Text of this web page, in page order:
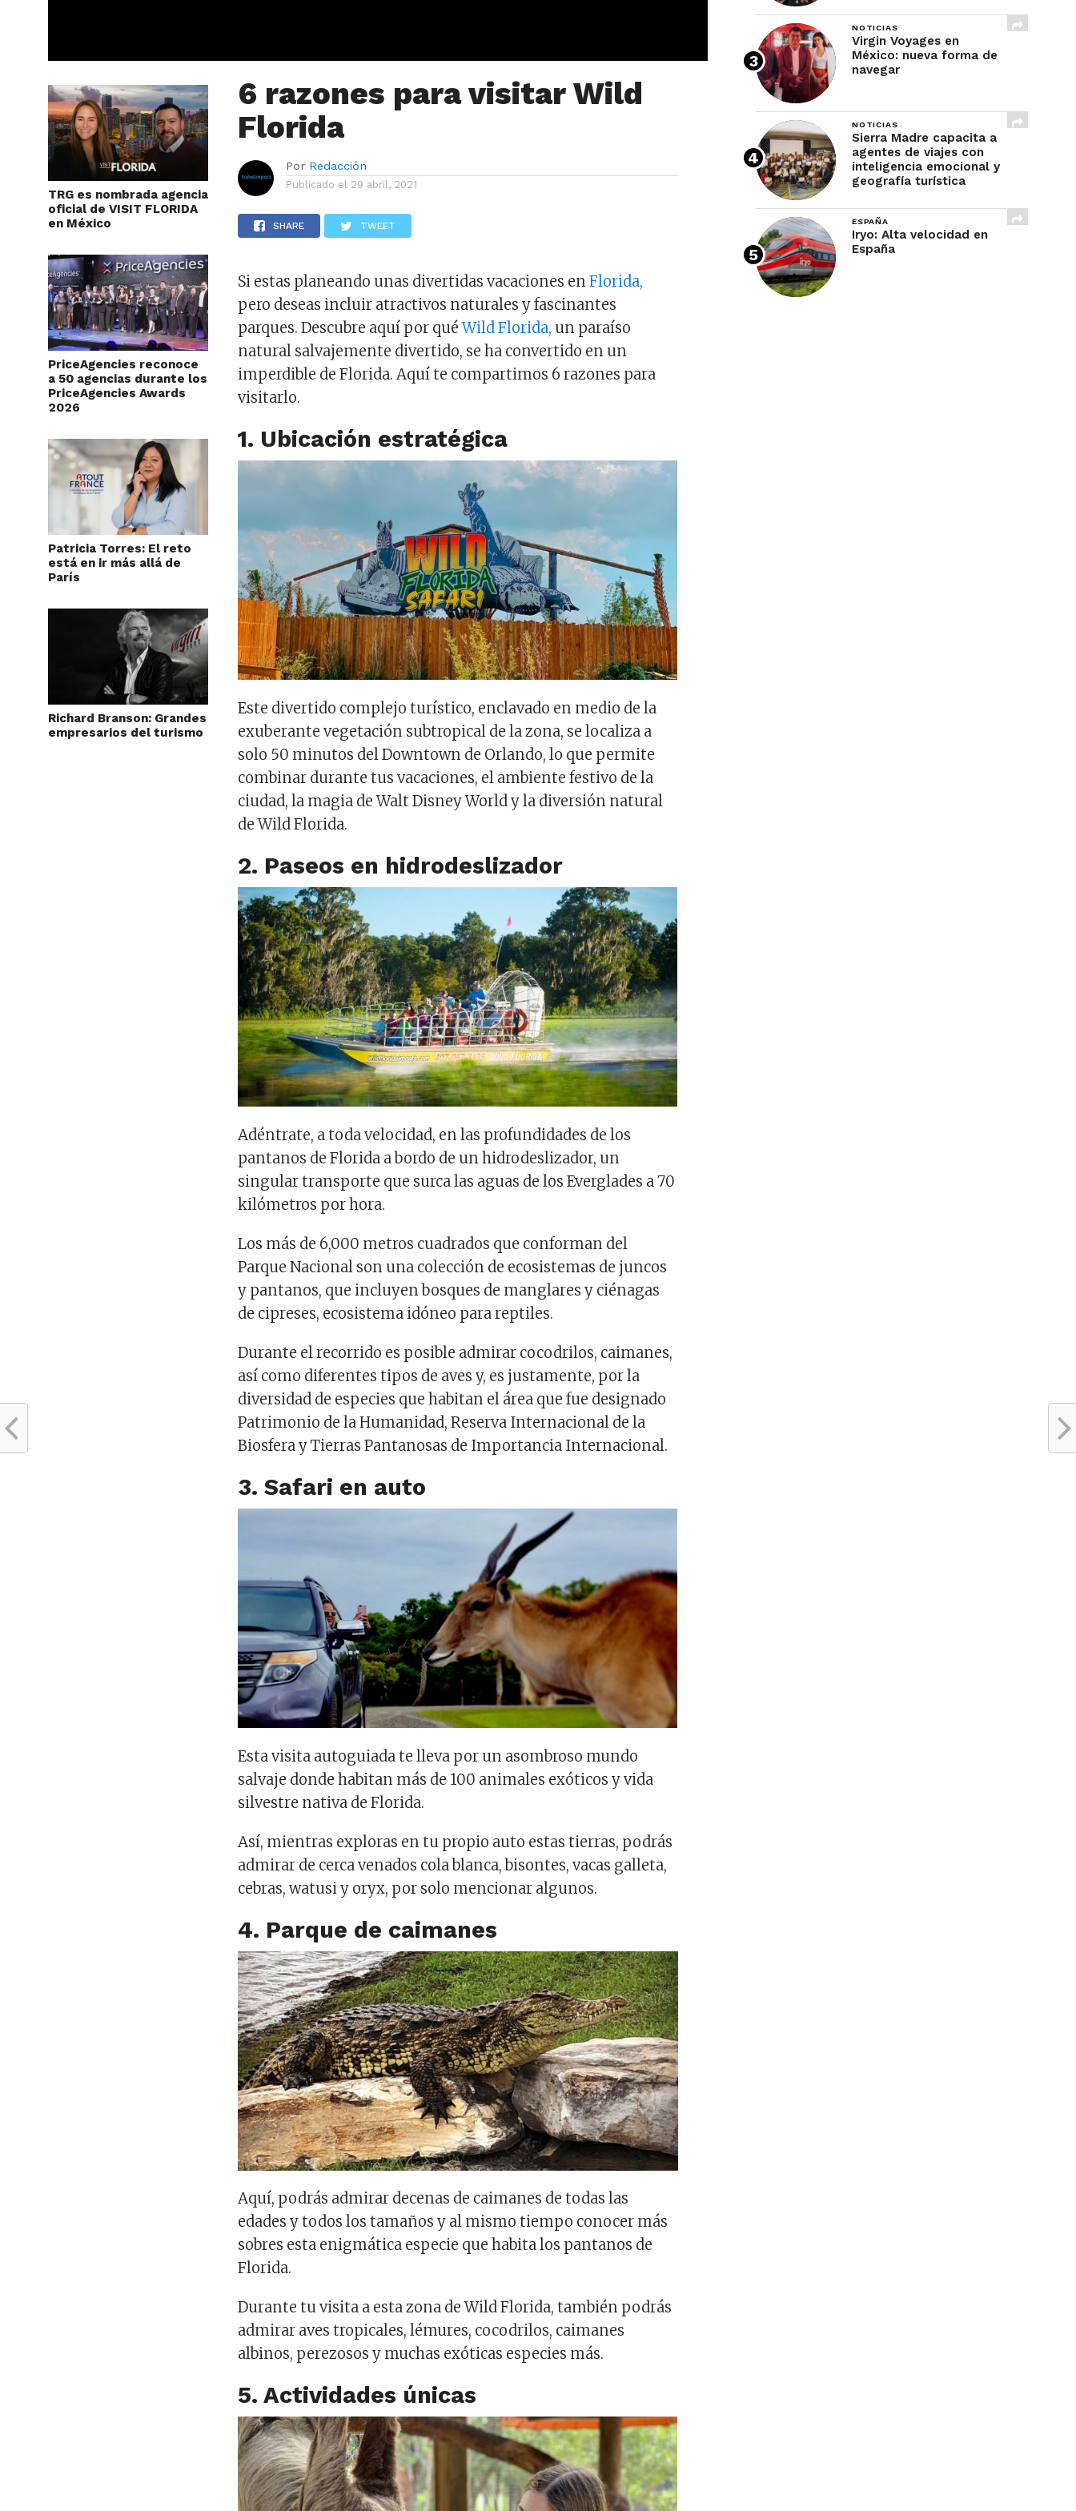
TRG es nombrada agencia
oficial de VISIT FLORIDA
en México
PriceAgencies reconoce
a 50 agencias durante los
PriceAgencies Awards
2026
Patricia Torres: El reto
está en ir más allá de
París
Richard Branson: Grandes
empresarios del turismo
6 razones para visitar Wild
Florida
Por Redacción
Publicado el 29 abril, 2021
SHARE TWEET
Si estas planeando unas divertidas vacaciones enFlorida,
pero deseas incluir atractivos naturales y fascinantes
parques. Descubre aquí por quéWild Florida, un paraíso
natural salvajemente divertido, se ha convertido en un
imperdible de Florida. Aquí te compartimos 6 razones para
visitarlo.
1. Ubicación estratégica
Este divertido complejo turístico, enclavado en medio de la
exuberante vegetación subtropical de la zona, se localiza a
solo 50 minutos del Downtown de Orlando, lo que permite
combinar durante tus vacaciones, el ambiente festivo de la
ciudad, la magia de Walt Disney World y la diversión natural
de Wild Florida.
2. Paseos en hidrodeslizador
Adéntrate, a toda velocidad, en las profundidades de los
pantanos de Florida a bordo de un hidrodeslizador, un
singular transporte que surca las aguas de los Everglades a 70
kilómetros por hora.
Los más de 6,000 metros cuadrados que conforman del
Parque Nacional son una colección de ecosistemas de juncos
y pantanos, que incluyen bosques de manglares y ciénagas
de cipreses, ecosistema idóneo para reptiles.
Durante el recorrido es posible admirar cocodrilos, caimanes,
así como diferentes tipos de aves y, es justamente, por la
diversidad de especies que habitan el área que fue designado
Patrimonio de la Humanidad, Reserva Internacional de la
Biosfera y Tierras Pantanosas de Importancia Internacional.
3. Safari en auto
Esta visita autoguiada te lleva por un asombroso mundo
salvaje donde habitan más de 100 animales exóticos y vida
silvestre nativa de Florida.
Así, mientras exploras en tu propio auto estas tierras, podrás
admirar de cerca venados cola blanca, bisontes, vacas galleta,
cebras, watusi y oryx, por solo mencionar algunos.
4. Parque de caimanes
Aquí, podrás admirar decenas de caimanes de todas las
edades y todos los tamaños y al mismo tiempo conocer más
sobres esta enigmática especie que habita los pantanos de
Florida.
Durante tu visita a esta zona de Wild Florida, también podrás
admirar aves tropicales, lémures, cocodrilos, caimanes
albinos, perezosos y muchas exóticas especies más.
5. Actividades únicas
NOTICIAS
Virgin Voyages en
México: nueva forma de
navegar
NOTICIAS
Sierra Madre capacita a
agentes de viajes con
inteligencia emocional y
geografía turística
ESPAÑA
Iryo: Alta velocidad en
España